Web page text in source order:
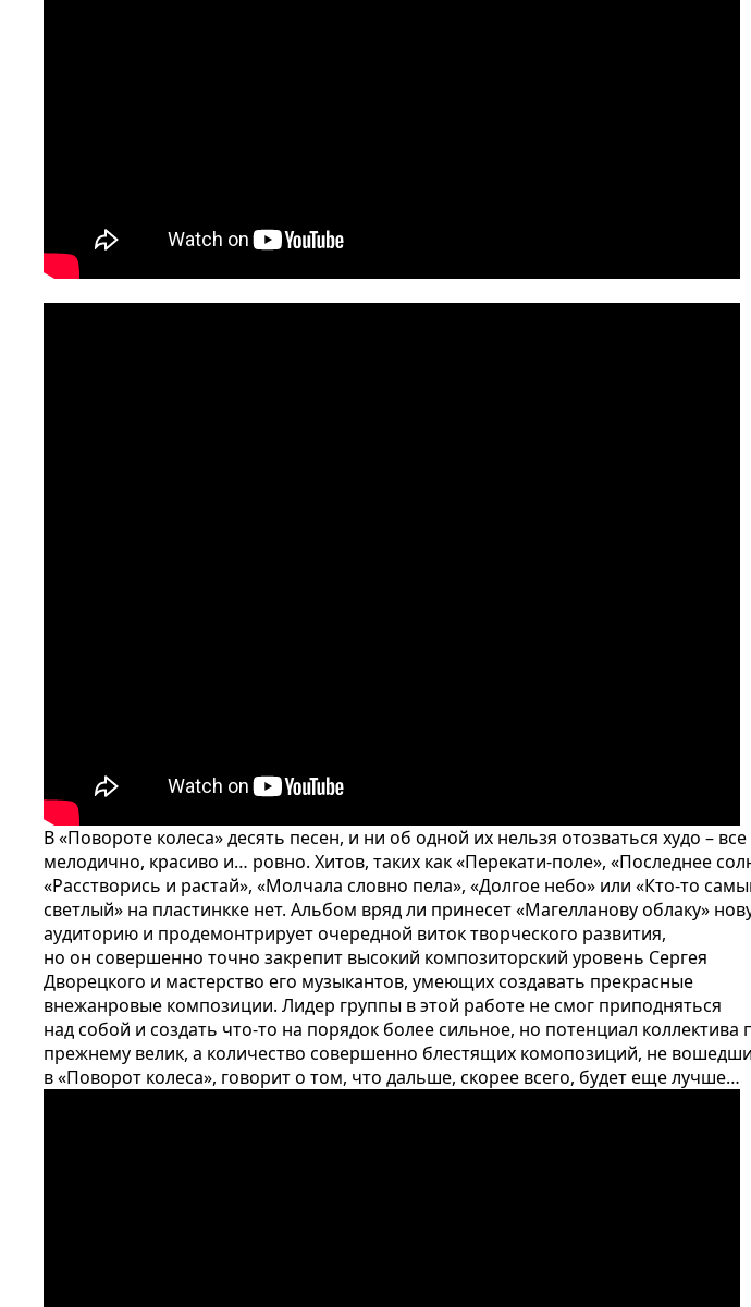
В «Повороте колеса» десять песен, и ни об одной их нельзя отозваться худо –
мелодично, красиво и… ровно. Хитов, таких как «Перекати-поле», «Последнее
«Расстворись и растай», «Молчала словно пела», «Долгое небо» или «Кто-то
светлый» на пластинкке нет. Альбом вряд ли принесет «Магелланову облаку»
аудиторию и продемонтрирует очередной виток творческого развития,
но он совершенно точно закрепит высокий композиторский уровень Сергея
Дворецкого и мастерство его музыкантов, умеющих создавать прекрасные
внежанровые композиции. Лидер группы в этой работе не смог приподняться
над собой и создать что-то на порядок более сильное, но потенциал коллектива
прежнему велик, а количество совершенно блестящих комопозиций, не
в «Поворот колеса», говорит о том, что дальше, скорее всего, будет еще лучше…